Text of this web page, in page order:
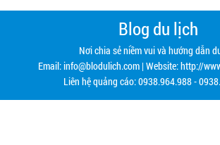
Blog du lịch
Nơi chia sẻ niềm vui và hướng dẫn
Email:info@blodulich.com | Website: http://
Liên hệ quảng cáo: 0938.964.988 -